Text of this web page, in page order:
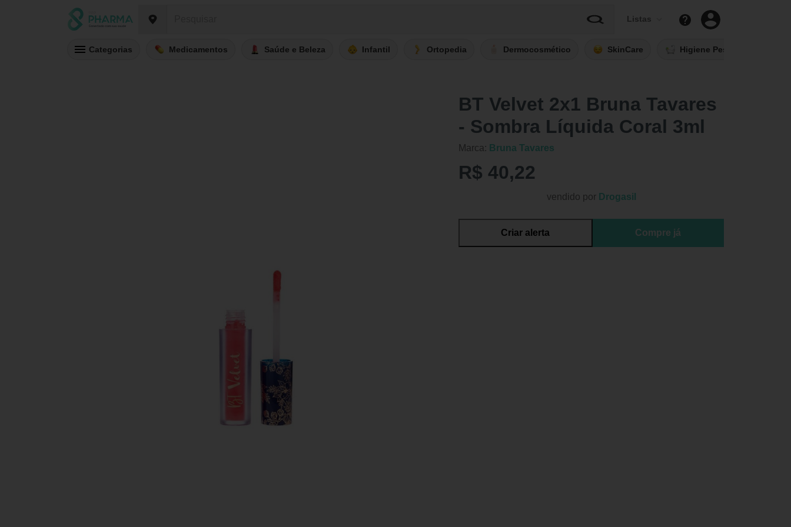
Listas
Categorias Medicamentos Saúde e Beleza Infantil Ortopedia Dermocosmético SkinCare Higiene Pessoal
BT Velvet 2x1 Bruna Tavares
- Sombra Líquida Coral 3ml
Marca: Bruna Tavares
R$ 40,22
vendido por Drogasil
Criar alerta Compre já